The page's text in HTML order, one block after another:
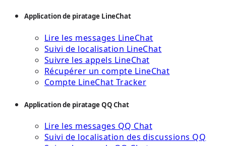
Application de piratage LineChat
Lire les messages LineChat
Suivi de localisation LineChat
Suivre les appels LineChat
Récupérer un compte LineChat
Compte LineChat Tracker
Application de piratage QQ Chat
Lire les messages QQ Chat
Suivi de localisation des discussions QQ